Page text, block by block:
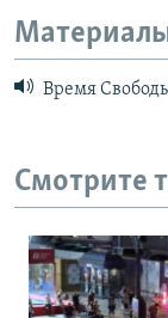
Время
Смотрите